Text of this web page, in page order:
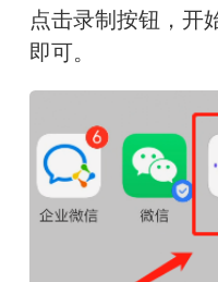
点击录制按钮，开
即可。